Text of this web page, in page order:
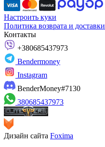
Настроить куки
Политика возврата и доставки
Контакты
+380685437973
Bendermoney
Instagram
BenderMoney#7130
380685437973
Дизайн сайта Foxima